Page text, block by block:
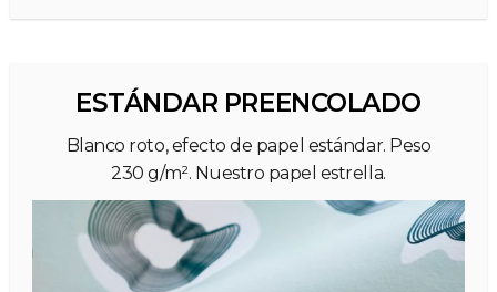
ESTÁNDAR PREENCOLADO
Blanco roto, efecto de papel estándar. Peso
230 g/m². Nuestro papel estrella.